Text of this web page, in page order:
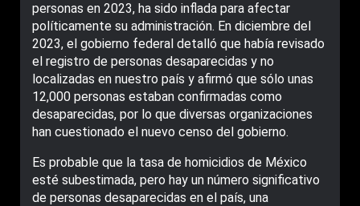
personas en 2023, ha sido inflada para afectar
políticamente su administración. En diciembre del
2023, el gobierno federal detalló que había revisado
el registro de personas desaparecidas y no
localizadas en nuestro país y afirmó que sólo unas
12,000 personas estaban confirmadas como
desaparecidas, por lo que diversas organizaciones
han cuestionado el nuevo censo del gobierno.
Es probable que la tasa de homicidios de México
esté subestimada, pero hay un número significativo
de personas desaparecidas en el país, una